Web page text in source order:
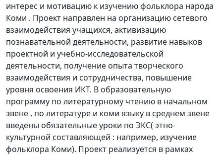
интерес и мотивацию к изучению фольклора народа
Коми . Проект направлен на организацию сетевого
взаимодействия учащихся, активизацию
познавательной деятельности, развитие навыков
проектной и учебно-исследовательской
деятельности, получение опыта творческого
взаимодействия и сотрудничества, повышение
уровня освоения ИКТ. В образовательную
программу по литературному чтению в начальном
звене , по литературе и коми языку в среднем звене
введены обязательные уроки по ЭКС( этно-
культурной составляющей : например, изучение
фольклора Коми). Проект реализуется в рамках